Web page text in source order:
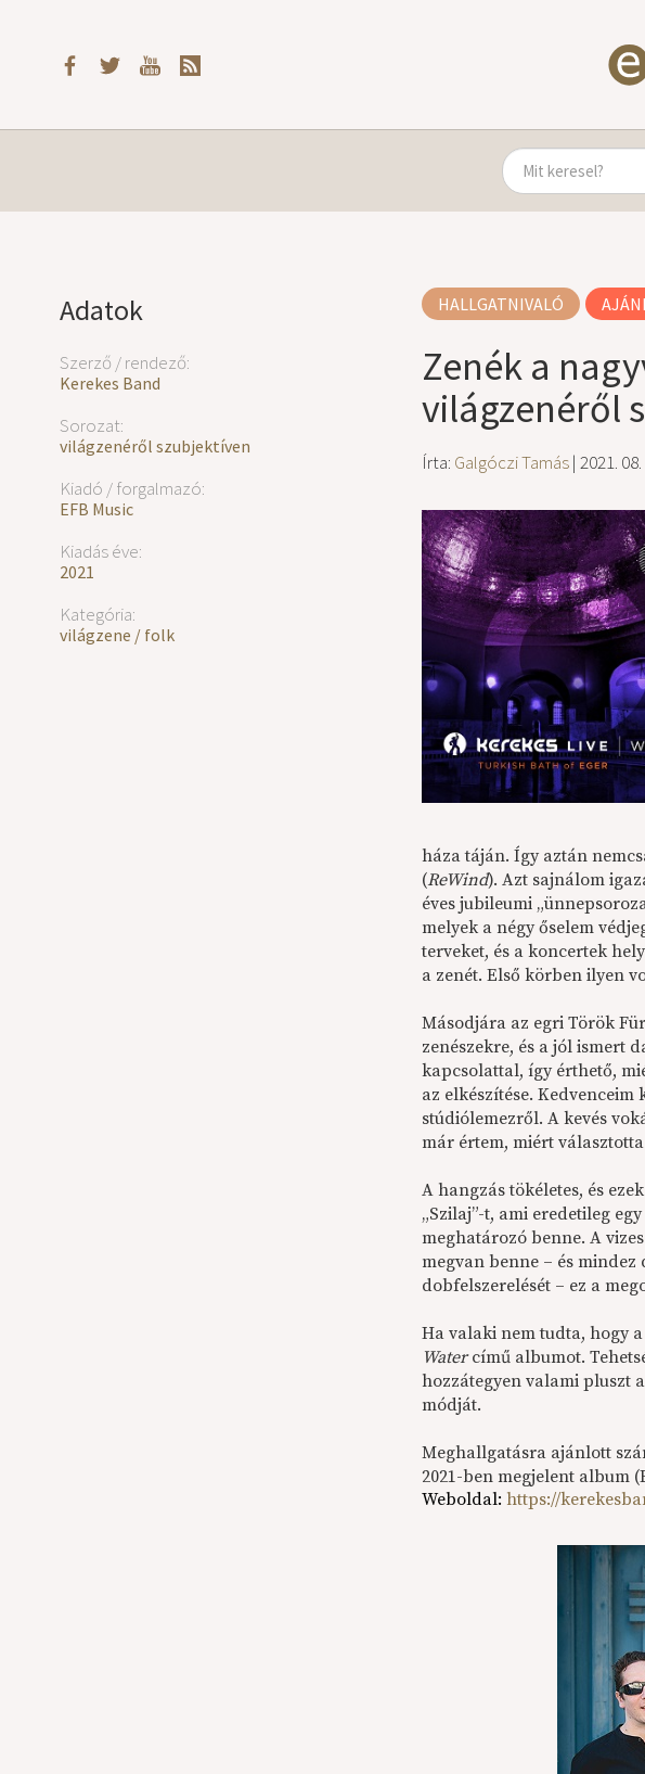
Adatok
Szerző / rendező:
Kerekes Band
Sorozat:
világzenéről szubjektíven
Kiadó / forgalmazó:
EFB Music
Kiadás éve:
2021
Kategória:
világzene / folk
HALLGATNIVALÓ
Zenék a
világzenéről
Írta: Galgóczi Tamás| 2021. 08.
háza táján. Így aztán
(ReWind). Azt sajnálom
éves jubileumi
melyek a négy őselem
terveket, és a koncertek
a zenét. Első körben ilyen
Másodjára az egri Török
zenészekre, és a jól ismert
kapcsolattal, így érthető,
az elkészítése.
stúdiólemezről. A kevés
már értem, miért
A hangzás tökéletes, és
„Szilaj”-t, ami eredetileg
meghatározó benne. A
megvan benne – és
dobfelszerelését – ez a
Ha valaki nem tudta, hogy
Watercímű albumot.
hozzátegyen valami pluszt
módját.
Meghallgatásra ajánlott
2021-ben megjelent album
Weboldal: https://